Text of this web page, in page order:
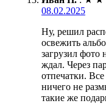
08.02.2025
Ну, решил
освежить
загрузил фото
ждал. Через
отпечатки.
ничего не
такие же